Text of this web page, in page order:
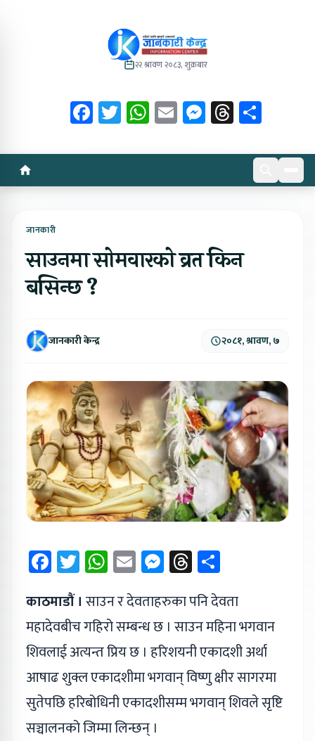
२२ श्रावण २०८३, शुक्रबार
Facebook
Twitter
WhatsApp
EmailMessenger
Threads
जानकारी
साउनमा सोमवारको व्रत किन
बसिन्छ ?
जानकारी केन्द्र २०८१, श्रावण, ७
Facebook
Twitter
WhatsApp
EmailMessenger
Threads
काठमाडौं । साउन र देवताहरुका पनि देवता
महादेवबीच गहिरो सम्बन्ध छ । साउन महिना भगवान
शिवलाई अत्यन्त प्रिय छ । हरिशयनी एकादशी अर्था
आषाढ शुक्ल एकादशीमा भगवान् विष्णु क्षीर सागरमा
सुतेपछि हरिबोधिनी एकादशीसम्म भगवान् शिवले सृष्टि
सञ्चालनको जिम्मा लिन्छन् ।